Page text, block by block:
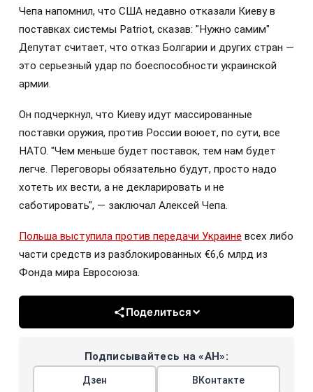
Чепа напомнил, что США недавно отказали Киеву в
поставках системы Patriot, сказав: "Нужно самим"
Депутат считает, что отказ Болгарии и других стран —
это серьезный удар по боеспособности украинской
армии.
Он подчеркнул, что Киеву идут массированные
поставки оружия, против России воюет, по сути, все
НАТО. "Чем меньше будет поставок, тем нам будет
легче. Переговоры обязательно будут, просто надо
хотеть их вести, а не декларировать и не
саботировать", — заключал Алексей Чепа.
Польша выступила против передачи Украине всех либо
части средств из разблокированных €6,6 млрд из
Фонда мира Евросоюза.
Поделиться
Подписывайтесь на «АН»:
Дзен ВКонтакте